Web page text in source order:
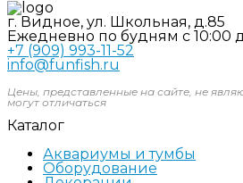
г. Видное, ул. Школьная, д.85
Ежедневно по будням с 10:00
+7 (909) 993-11-52
info@funfish.ru
Цены, представленные на сайте, не
могут отличаться
Каталог
Аквариумы и тумбы
Оборудование